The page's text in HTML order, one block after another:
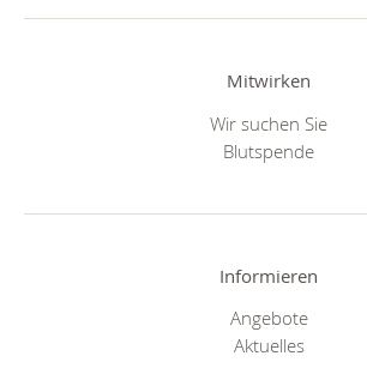
Mitwirken
Wir suchen Sie
Blutspende
Informieren
Angebote
Aktuelles